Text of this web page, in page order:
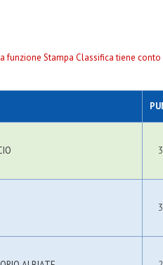
funzione Stampa Classifica tiene